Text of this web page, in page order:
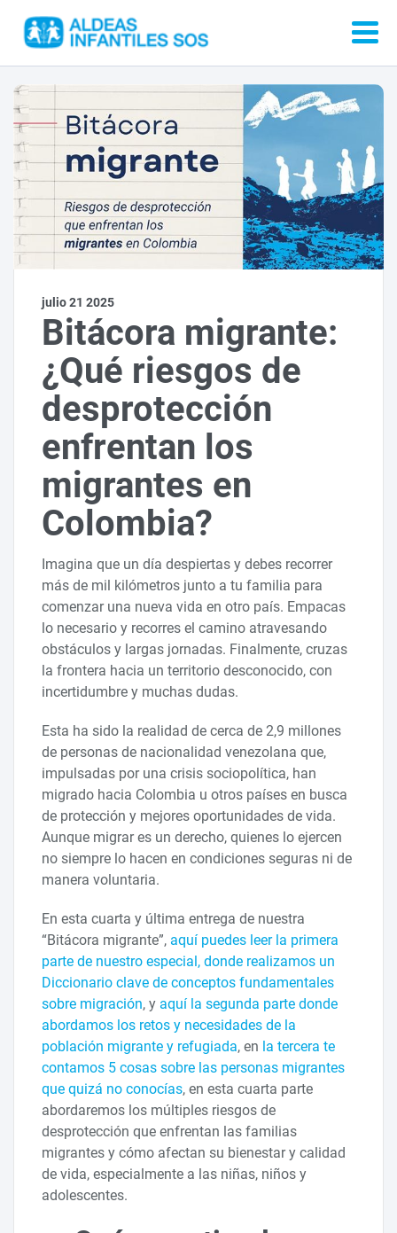
julio 21 2025
Bitácora migrante:
¿Qué riesgos de
desprotección
enfrentan los
migrantes en
Colombia?
Imagina que un día despiertas y debes recorrer
más de mil kilómetros junto a tu familia para
comenzar una nueva vida en otro país. Empacas
lo necesario y recorres el camino atravesando
obstáculos y largas jornadas. Finalmente, cruzas
la frontera hacia un territorio desconocido, con
incertidumbre y muchas dudas.
Esta ha sido la realidad de cerca de 2,9 millones
de personas de nacionalidad venezolana que,
impulsadas por una crisis sociopolítica, han
migrado hacia Colombia u otros países en busca
de protección y mejores oportunidades de vida.
Aunque migrar es un derecho, quienes lo ejercen
no siempre lo hacen en condiciones seguras ni de
manera voluntaria.
En esta cuarta y última entrega de nuestra
“Bitácora migrante”, aquí puedes leer la primera
parte de nuestro especial, donde realizamos un
Diccionario clave de conceptos fundamentales
sobre migración, y aquí la segunda parte donde
abordamos los retos y necesidades de la
población migrante y refugiada, en la tercera te
contamos 5 cosas sobre las personas migrantes
que quizá no conocías, en esta cuarta parte
abordaremos los múltiples riesgos de
desprotección que enfrentan las familias
migrantes y cómo afectan su bienestar y calidad
de vida, especialmente a las niñas, niños y
adolescentes.